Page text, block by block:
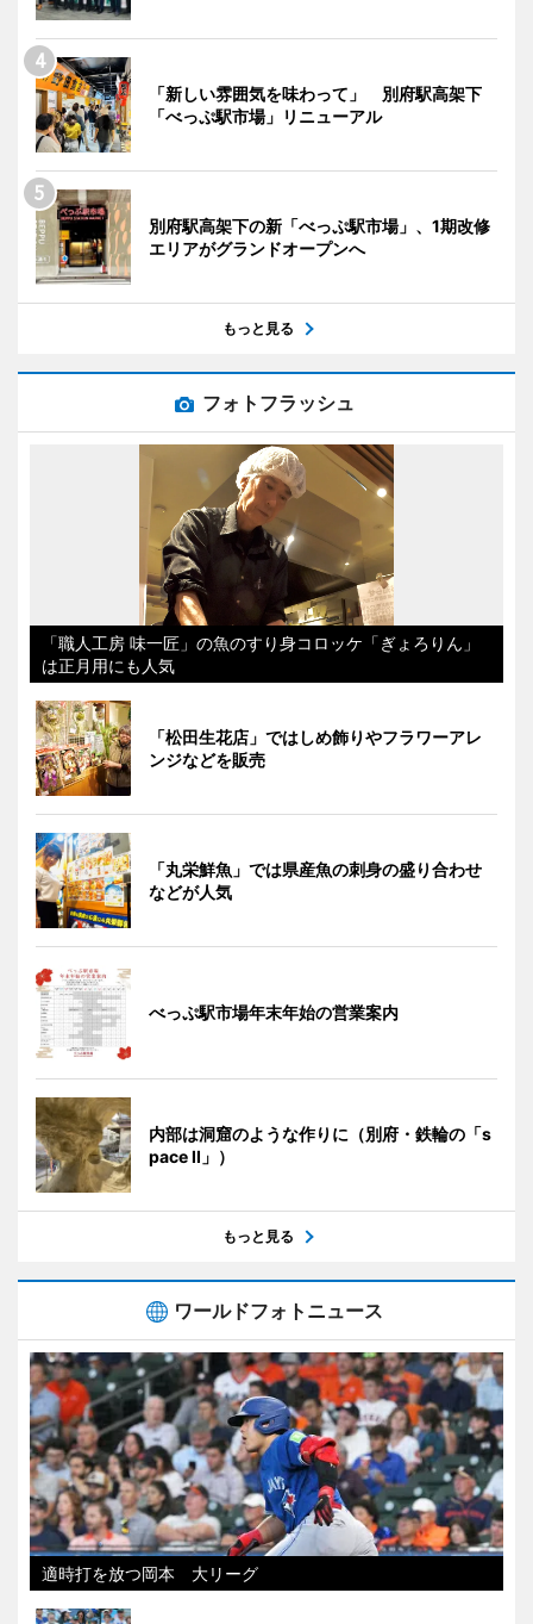
「新しい雰囲気を味わって」 別府駅高架下
「べっぷ駅市場」リニューアル
別府駅高架下の新「べっぷ駅市場」、1期改修
エリアがグランドオープンへ
もっと見る
フォトフラッシュ
「職人工房 味一匠」の魚のすり身コロッケ「ぎょろりん」
は正月用にも人気
「松田生花店」ではしめ飾りやフラワーアレ
ンジなどを販売
「丸栄鮮魚」では県産魚の刺身の盛り合わせ
などが人気
べっぷ駅市場年末年始の営業案内
内部は洞窟のような作りに（別府・鉄輪の「s
pace II」）
もっと見る
ワールドフォトニュース
適時打を放つ岡本 大リーグ